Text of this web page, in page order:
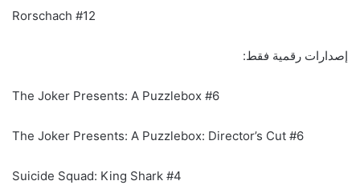
Rorschach #12
إصدارات رقمية فقط:
The Joker Presents: A Puzzlebox #6
The Joker Presents: A Puzzlebox: Director’s Cut #6
Suicide Squad: King Shark #4